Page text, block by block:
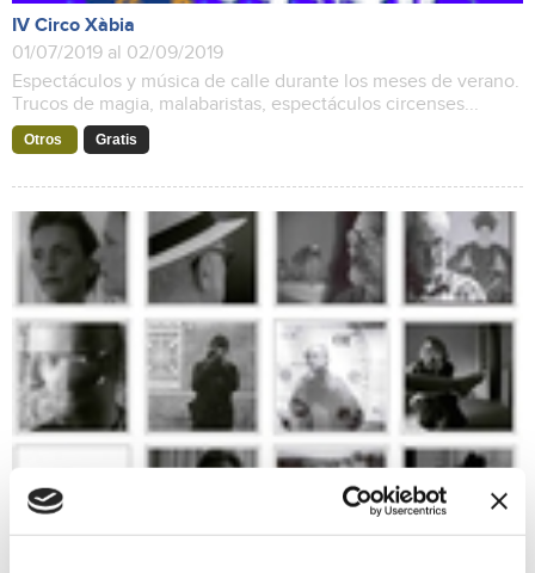
IV Circo Xàbia
01/07/2019 al 02/09/2019
Espectáculos y música de calle durante los meses de verano.
Trucos de magia, malabaristas, espectáculos circenses...
Otros Gratis